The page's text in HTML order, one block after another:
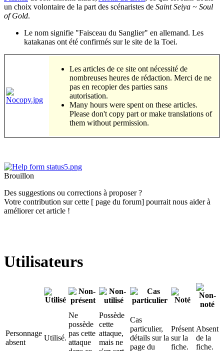
un choix volontaire de la part des scénaristes de Saint Seiya ~ Soul
of Gold.
Le nom signifie "Faisceau du Sanglier" en allemand. Les
katakanas ont été confirmés sur le site de la Toei.
Les articles de ce site ont nécessité de
nombreuses heures de rédaction. Merci de ne
pas en recopier des parties sans
autorisation.
Many hours were spent on these articles.
Please don't copy part or make translations of
them without permission.
Brouillon
Des suggestions ou corrections à proposer ?
Votre contribution sur cette [ page du forum] pourrait nous aider à
améliorer cet article !
Utilisateurs
Personnage
absent
Utilisé.
Ne
possède
pas cette
attaque
Possède
cette
attaque,
mais ne
Cas
particulier,
détails sur la
page du
Présent
sur la
fiche.
Absent
de la
fiche.